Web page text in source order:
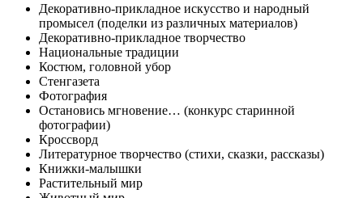
Декоративно-прикладное искусство и народный
промысел (поделки из различных материалов)
Декоративно-прикладное творчество
Национальные традиции
Костюм, головной убор
Стенгазета
Фотография
Остановись мгновение… (конкурс старинной
фотографии)
Кроссворд
Литературное творчество (стихи, сказки, рассказы)
Книжки-малышки
Растительный мир